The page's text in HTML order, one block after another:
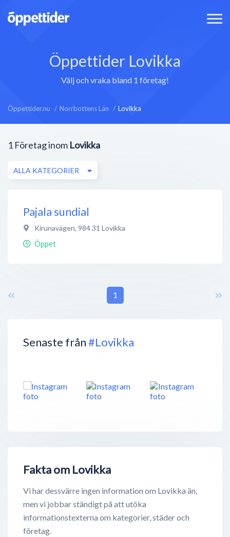
Öppettider Lovikka
Välj och vraka bland 1 företag!
Öppettider.nu Norrbottens Län Lovikka
Senaste från#Lovikka
Fakta om Lovikka
Vi har dessvärre ingen information om Lovikka än,
men vi jobbar ständigt på att utöka
informationstexterna om kategorier, städer och
företag.
1 Företag inom Lovikka
ALLA KATEGORIER
Pajala sundial
Kirunavägen, 984 31 Lovikka
Öppet
1